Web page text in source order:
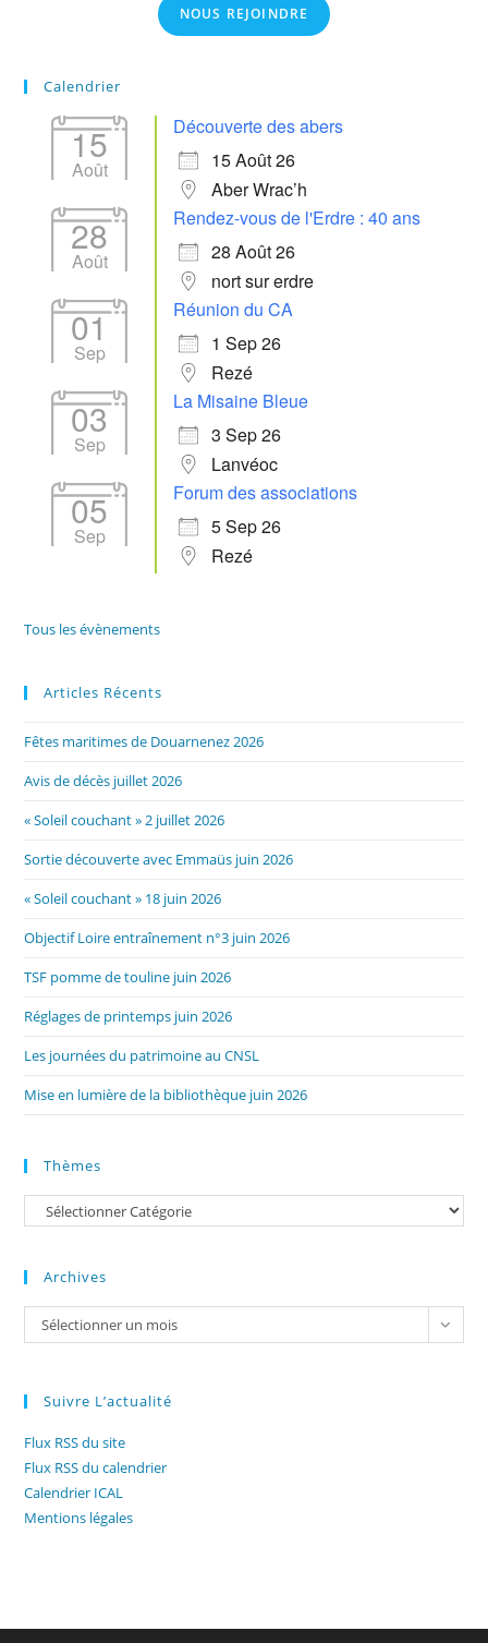
NOUS REJOINDRE
Calendrier
15
Août
Découverte des abers
15 Août 26
Aber Wrac’h
28
Août
Rendez-vous de l'Erdre : 40 ans
28 Août 26
nort sur erdre
01
Sep
Réunion du CA
1 Sep 26
Rezé
03
Sep
La Misaine Bleue
3 Sep 26
Lanvéoc
05
Sep
Forum des associations
5 Sep 26
Rezé
Tous les évènements
Articles Récents
Fêtes maritimes de Douarnenez 2026
Avis de décès juillet 2026
« Soleil couchant » 2 juillet 2026
Sortie découverte avec Emmaüs juin 2026
« Soleil couchant » 18 juin 2026
Objectif Loire entraînement n°3 juin 2026
TSF pomme de touline juin 2026
Réglages de printemps juin 2026
Les journées du patrimoine au CNSL
Mise en lumière de la bibliothèque juin 2026
Thèmes
Catégories
Archives
Archives
Sélectionner un mois
Suivre L’actualité
Flux RSS du site
Flux RSS du calendrier
Calendrier ICAL
Mentions légales